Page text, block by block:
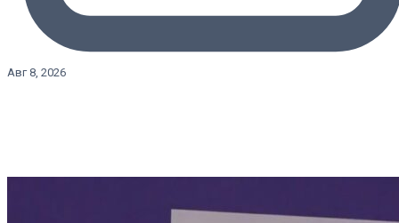
Авг 8, 2026